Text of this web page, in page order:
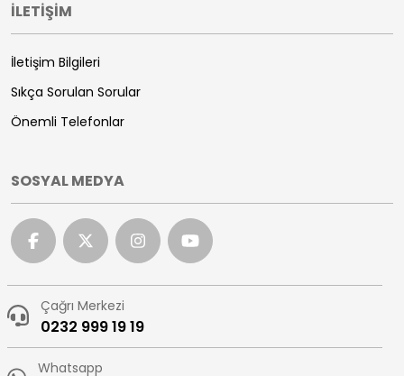
İLETİŞİM
İletişim Bilgileri
Sıkça Sorulan Sorular
Önemli Telefonlar
SOSYAL MEDYA
Çağrı Merkezi
0232 999 19 19
Whatsapp